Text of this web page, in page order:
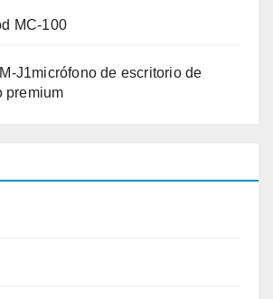
MC-100
J1micrófono de escritorio de
premium